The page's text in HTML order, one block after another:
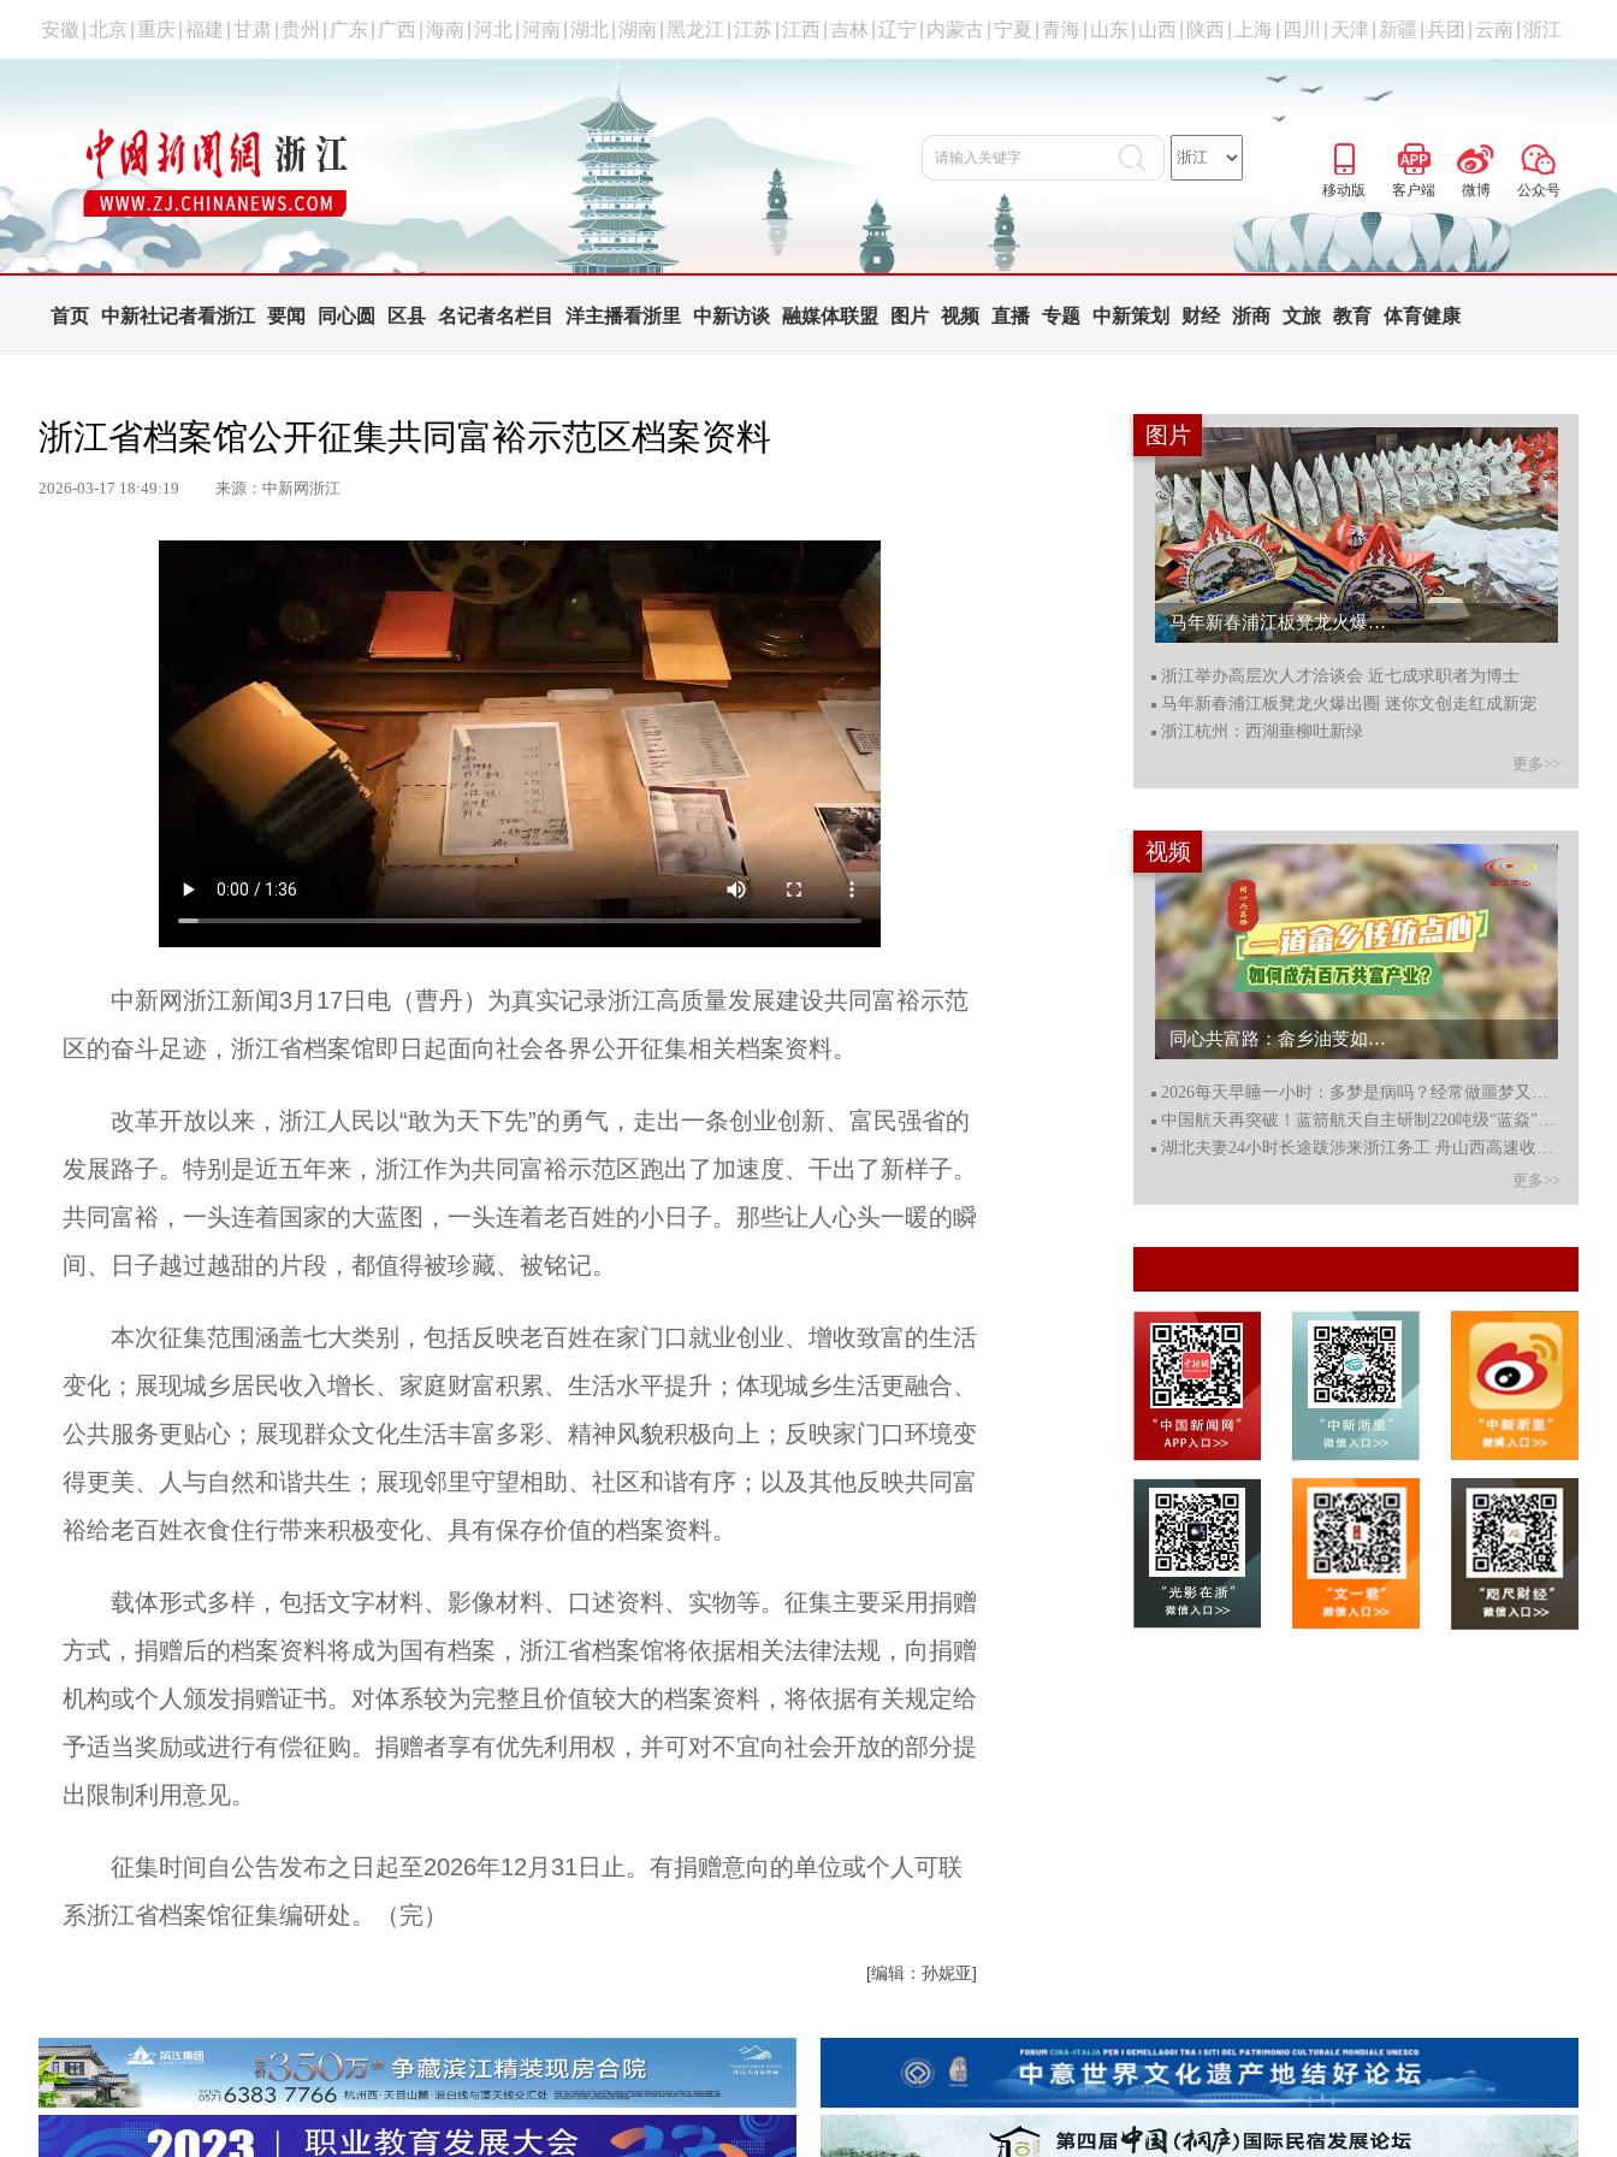
安徽 北京 重庆 福建 甘肃 贵州 广东 广西 海南 河北 河南 湖北 湖南 黑龙江 江苏 江西 吉林 辽宁 内蒙古 宁夏 青海 山东 山西 陕西 上海 四川 天津 新疆 兵团 云南 浙江
移动版 客户端 微博 公众号
首页 中新社记者看浙江 要闻 同心圆 区县 名记者名栏目 洋主播看浙里 中新访谈 融媒体联盟 图片 视频 直播 专题 中新策划 财经 浙商 文旅 教育 体育健康
浙江省档案馆公开征集共同富裕示范区档案资料
2026-03-17 18:49:19 来源：中新网浙江
中新网浙江新闻3月17日电（曹丹）为真实记录浙江高质量发展建设共同富裕示范
区的奋斗足迹，浙江省档案馆即日起面向社会各界公开征集相关档案资料。
改革开放以来，浙江人民以“敢为天下先”的勇气，走出一条创业创新、富民强省的
发展路子。特别是近五年来，浙江作为共同富裕示范区跑出了加速度、干出了新样子。
共同富裕，一头连着国家的大蓝图，一头连着老百姓的小日子。那些让人心头一暖的瞬
间、日子越过越甜的片段，都值得被珍藏、被铭记。
本次征集范围涵盖七大类别，包括反映老百姓在家门口就业创业、增收致富的生活
变化；展现城乡居民收入增长、家庭财富积累、生活水平提升；体现城乡生活更融合、
公共服务更贴心；展现群众文化生活丰富多彩、精神风貌积极向上；反映家门口环境变
得更美、人与自然和谐共生；展现邻里守望相助、社区和谐有序；以及其他反映共同富
裕给老百姓衣食住行带来积极变化、具有保存价值的档案资料。
载体形式多样，包括文字材料、影像材料、口述资料、实物等。征集主要采用捐赠
方式，捐赠后的档案资料将成为国有档案，浙江省档案馆将依据相关法律法规，向捐赠
机构或个人颁发捐赠证书。对体系较为完整且价值较大的档案资料，将依据有关规定给
予适当奖励或进行有偿征购。捐赠者享有优先利用权，并可对不宜向社会开放的部分提
出限制利用意见。
征集时间自公告发布之日起至2026年12月31日止。有捐赠意向的单位或个人可联
系浙江省档案馆征集编研处。（完）
[编辑：孙妮亚]
图片
马年新春浦江板凳龙火爆出圈 迷你文创走红成新宠...
浙江举办高层次人才洽谈会 近七成求职者为博士
马年新春浦江板凳龙火爆出圈 迷你文创走红成新宠
浙江杭州：西湖垂柳吐新绿
更多>>
视频
同心共富路：畲乡油芰如何成为百万共富产业？...
2026每天早睡一小时：多梦是病吗？经常做噩梦又是咋回事？
中国航天再突破！蓝箭航天自主研制220吨级“蓝焱”火箭发
湖北夫妻24小时长途跋涉来浙江务工 舟山西高速收费员自驾
更多>>